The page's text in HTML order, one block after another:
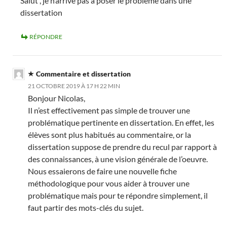
dissertation
RÉPONDRE
Commentaire et dissertation
21 OCTOBRE 2019 À 17 H 22 MIN
Bonjour Nicolas,
Il n’est effectivement pas simple de trouver une
problématique pertinente en dissertation. En effet, les
élèves sont plus habitués au commentaire, or la
dissertation suppose de prendre du recul par rapport à
des connaissances, à une vision générale de l’oeuvre.
Nous essaierons de faire une nouvelle fiche
méthodologique pour vous aider à trouver une
problématique mais pour te répondre simplement, il
faut partir des mots-clés du sujet.